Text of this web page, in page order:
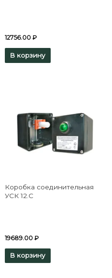
12756.00 ₽
В корзину
Коробка соединительная
УСК 12.С
19689.00 ₽
В корзину